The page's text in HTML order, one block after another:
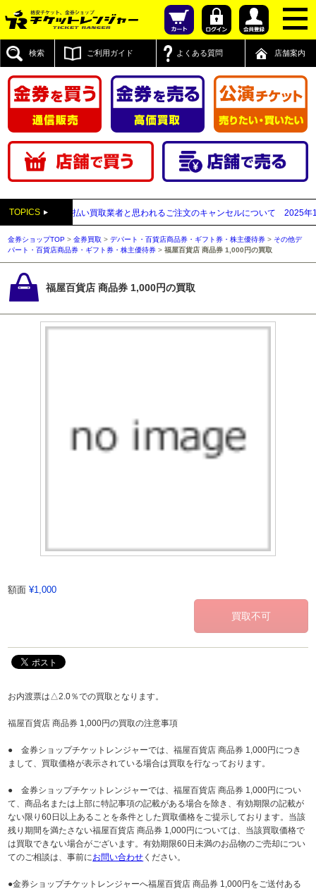
検索 ご利用ガイド よくある質問 店舗案内
TOPICS
送付先が先払い買取業者と思われるご注文のキャンセルについて 2025年12月05
金券ショップTOP >金券買取 >デパート・百貨店商品券・ギフト券・株主優待券 > その他デ
パート・百貨店商品券・ギフト券・株主優待券 >福屋百貨店 商品券 1,000円の買取
福屋百貨店 商品券 1,000円の買取
額面 ¥1,000
お内渡票は△2.0％での買取となります。
福屋百貨店 商品券 1,000円の買取の注意事項
● 金券ショップチケットレンジャーでは、福屋百貨店 商品券 1,000円につき
まして、買取価格が表示されている場合は買取を行なっております。
● 金券ショップチケットレンジャーでは、福屋百貨店 商品券 1,000円につい
て、商品名または上部に特記事項の記載がある場合を除き、有効期限の記載が
ない限り60日以上あることを条件とした買取価格をご提示しております。当該
残り期間を満たさない福屋百貨店 商品券 1,000円については、当該買取価格で
は買取できない場合がございます。有効期限60日未満のお品物のご売却につい
てのご相談は、事前にお問い合わせ ください。
●金券ショップチケットレンジャーへ福屋百貨店 商品券 1,000円をご送付ある